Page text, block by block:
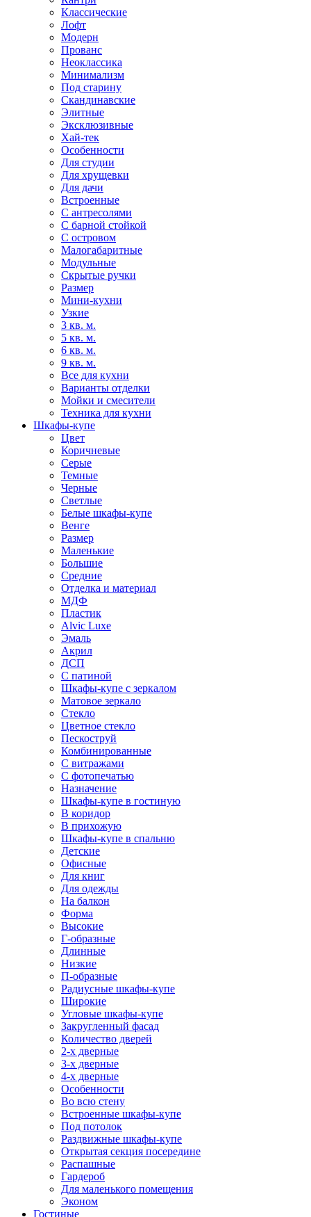
Классические
Лофт
Модерн
Прованс
Неоклассика
Минимализм
Под старину
Скандинавские
Элитные
Эксклюзивные
Хай-тек
Особенности
Для студии
Для хрущевки
Для дачи
Встроенные
С антресолями
С барной стойкой
С островом
Малогабаритные
Модульные
Скрытые ручки
Размер
Мини-кухни
Узкие
3 кв. м.
5 кв. м.
6 кв. м.
9 кв. м.
Все для кухни
Варианты отделки
Мойки и смесители
Техника для кухни
Шкафы-купе
Цвет
Коричневые
Серые
Темные
Черные
Светлые
Белые шкафы-купе
Венге
Размер
Маленькие
Большие
Средние
Отделка и материал
МДФ
Пластик
Alvic Luxe
Эмаль
Акрил
ДСП
С патиной
Шкафы-купе с зеркалом
Матовое зеркало
Стекло
Цветное стекло
Пескоструй
Комбинированные
С витражами
С фотопечатью
Назначение
Шкафы-купе в гостиную
В коридор
В прихожую
Шкафы-купе в спальню
Детские
Офисные
Для книг
Для одежды
На балкон
Форма
Высокие
Г-образные
Длинные
Низкие
П-образные
Радиусные шкафы-купе
Широкие
Угловые шкафы-купе
Закругленный фасад
Количество дверей
2-х дверные
3-х дверные
4-х дверные
Особенности
Во всю стену
Встроенные шкафы-купе
Под потолок
Раздвижные шкафы-купе
Открытая секция посередине
Распашные
Гардероб
Для маленького помещения
Эконом
Гостиные